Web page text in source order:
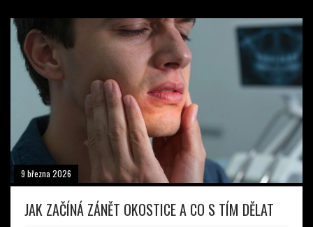
9 března 2026
JAK ZAČÍNÁ ZÁNĚT OKOSTICE A CO S TÍM DĚLAT